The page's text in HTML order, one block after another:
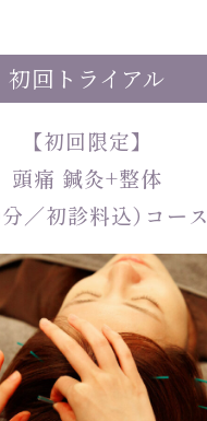
初回トライアル
【初回限定】
頭痛 鍼灸+整体
分／初診料込）コース